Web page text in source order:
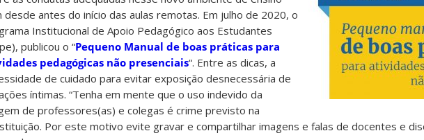
desde antes do início das aulas remotas. Em julho de 2020, o
Institucional de Apoio Pedagógico aos Estudantes
publicou o “Pequeno Manual de boas práticas para
pedagógicas não presenciais“. Entre as dicas, a
de cuidado para evitar exposição desnecessária de
íntimas. “Tenha em mente que o uso indevido da
de professores(as) e colegas é crime previsto na
Por este motivo evite gravar e compartilhar imagens e falas de docentes e